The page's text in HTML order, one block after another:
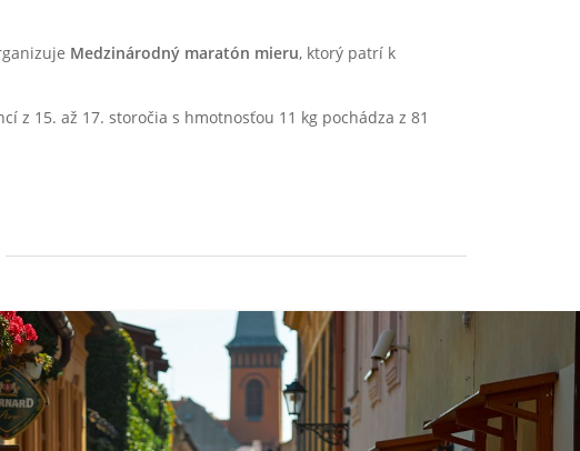
Medzinárodný maratón mieru, ktorý patrí k
z 15. až 17. storočia s hmotnosťou 11 kg pochádza z 81